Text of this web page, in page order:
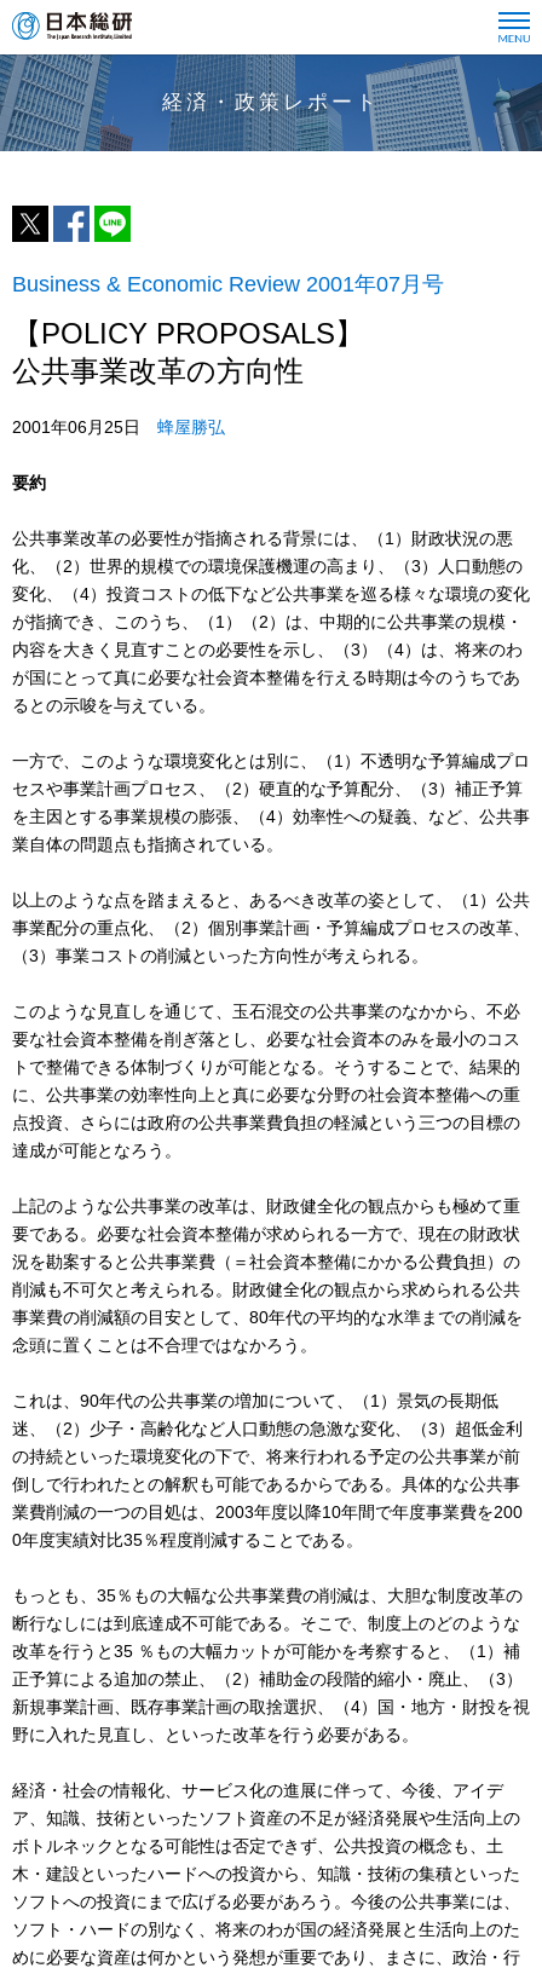
経済・政策レポート
Business & Economic Review 2001年07月号
【POLICY PROPOSALS】
公共事業改革の方向性
2001年06月25日 蜂屋勝弘
要約
公共事業改革の必要性が指摘される背景には、（1）財政状況の悪
化、（2）世界的規模での環境保護機運の高まり、（3）人口動態の
変化、（4）投資コストの低下など公共事業を巡る様々な環境の変化
が指摘でき、このうち、（1）（2）は、中期的に公共事業の規模・
内容を大きく見直すことの必要性を示し、（3）（4）は、将来のわ
が国にとって真に必要な社会資本整備を行える時期は今のうちであ
るとの示唆を与えている。
一方で、このような環境変化とは別に、（1）不透明な予算編成プロ
セスや事業計画プロセス、（2）硬直的な予算配分、（3）補正予算
を主因とする事業規模の膨張、（4）効率性への疑義、など、公共事
業自体の問題点も指摘されている。
以上のような点を踏まえると、あるべき改革の姿として、（1）公共
事業配分の重点化、（2）個別事業計画・予算編成プロセスの改革、
（3）事業コストの削減といった方向性が考えられる。
このような見直しを通じて、玉石混交の公共事業のなかから、不必
要な社会資本整備を削ぎ落とし、必要な社会資本のみを最小のコス
トで整備できる体制づくりが可能となる。そうすることで、結果的
に、公共事業の効率性向上と真に必要な分野の社会資本整備への重
点投資、さらには政府の公共事業費負担の軽減という三つの目標の
達成が可能となろう。
上記のような公共事業の改革は、財政健全化の観点からも極めて重
要である。必要な社会資本整備が求められる一方で、現在の財政状
況を勘案すると公共事業費（＝社会資本整備にかかる公費負担）の
削減も不可欠と考えられる。財政健全化の観点から求められる公共
事業費の削減額の目安として、80年代の平均的な水準までの削減を
念頭に置くことは不合理ではなかろう。
これは、90年代の公共事業の増加について、（1）景気の長期低
迷、（2）少子・高齢化など人口動態の急激な変化、（3）超低金利
の持続といった環境変化の下で、将来行われる予定の公共事業が前
倒しで行われたとの解釈も可能であるからである。具体的な公共事
業費削減の一つの目処は、2003年度以降10年間で年度事業費を200
0年度実績対比35％程度削減することである。
もっとも、35％もの大幅な公共事業費の削減は、大胆な制度改革の
断行なしには到底達成不可能である。そこで、制度上のどのような
改革を行うと35 ％もの大幅カットが可能かを考察すると、（1）補
正予算による追加の禁止、（2）補助金の段階的縮小・廃止、（3）
新規事業計画、既存事業計画の取捨選択、（4）国・地方・財投を視
野に入れた見直し、といった改革を行う必要がある。
経済・社会の情報化、サービス化の進展に伴って、今後、アイデ
ア、知識、技術といったソフト資産の不足が経済発展や生活向上の
ボトルネックとなる可能性は否定できず、公共投資の概念も、土
木・建設といったハードへの投資から、知識・技術の集積といった
ソフトへの投資にまで広げる必要があろう。今後の公共事業には、
ソフト・ハードの別なく、将来のわが国の経済発展と生活向上のた
めに必要な資産は何かという発想が重要であり、まさに、政治・行